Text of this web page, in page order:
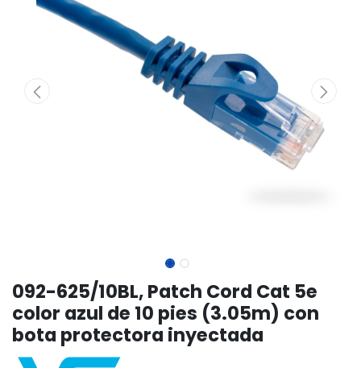
092-625/10BL, Patch Cord Cat 5e
color azul de 10 pies (3.05m) con
bota protectora inyectada